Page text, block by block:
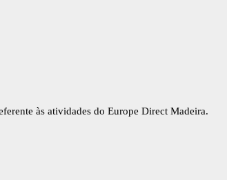
às atividades do Europe Direct Madeira.